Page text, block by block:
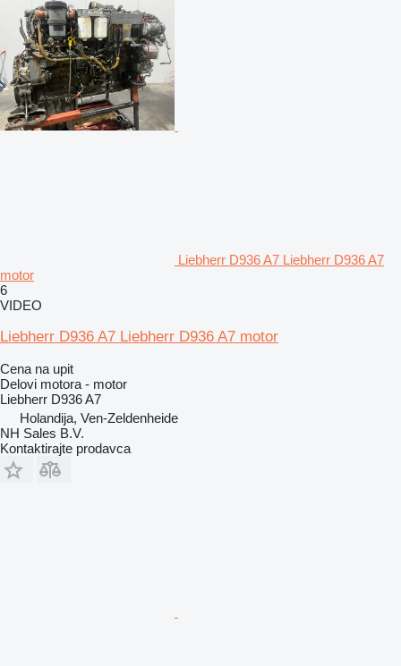
Liebherr D936 A7 Liebherr D936 A7
motor
6
VIDEO
Liebherr D936 A7 Liebherr D936 A7 motor
Cena na upit
Delovi motora - motor
Liebherr D936 A7
Holandija, Ven-Zeldenheide
NH Sales B.V.
Kontaktirajte prodavca